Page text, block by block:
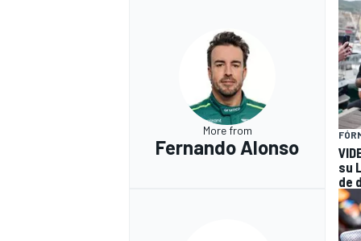
More from
Fernando Alonso
su
de